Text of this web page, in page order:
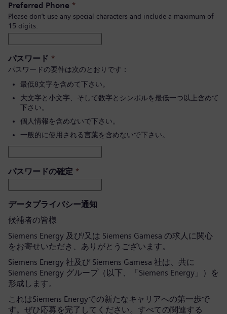
Preferred Phone *
Please don’t use any special characters and include a maximum of
15 digits.
パスワード *
パスワードの要件は次のとおりです：
最低8文字を含めて下さい。
大文字と小文字、そして数字とシンボルを最低一つ以上含めて
下さい。
個人情報を含めないで下さい。
一般的に使用される言葉を含めないで下さい。
パスワードの確定 *
データプライバシー通知
候補者の皆様
Siemens Energy 及び/又は Siemens Gamesa の求人に関心
をお寄せいただき、ありがとうございます。
Siemens Energy 社及び Siemens Gamesa 社は、共に
Siemens Energy グループ（以下、「Siemens Energy」）を
形成します。
これはSiemens Energyでの新たなキャリアへの第一歩で
す。ぜひ応募を完了してください。すべての関連する